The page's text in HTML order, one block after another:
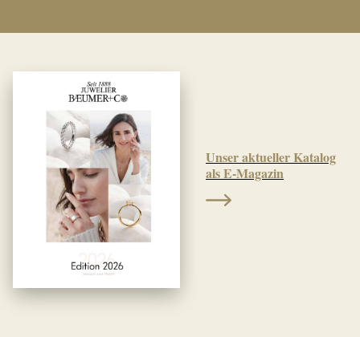
Unser aktueller Katalog
als E-Magazin